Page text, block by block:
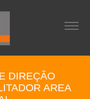
DIREÇÃO
AREA